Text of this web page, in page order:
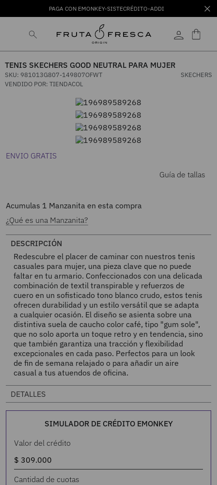
PAGA CON EMONKEY-SISTECRÉDITO-ADDI
TENIS SKECHERS GOOD NEUTRAL PARA MUJER
SKU: 981013G807-149807OFWT
SKECHERS
VENDIDO POR: TIENDACOL
ENVIO GRATIS
Guía de tallas
Acumulas 1 Manzanita en esta compra
¿Qué es una Manzanita?
DESCRIPCIÓN
Redescubre el placer de caminar con nuestros tenis
casuales para mujer, una pieza clave que no puede
faltar en tu armario. Confeccionados con una delicada
combinación de textil transpirable y refuerzos de
cuero en un sofisticado tono blanco crudo, estos tenis
ofrecen durabilidad y un estilo versátil que se adapta
a cualquier ocasión. El diseño se asienta sobre una
distintiva suela de caucho color café, tipo "gum sole",
que no solo aporta un toque retro y en tendencia, sino
que también garantiza una tracción y flexibilidad
excepcionales en cada paso. Perfectos para un look
de fin de semana relajado o para añadir un aire
casual a tus atuendos de oficina.
DETALLES
SIMULADOR DE CRÉDITO EMONKEY
Valor del crédito
Cantidad de cuotas